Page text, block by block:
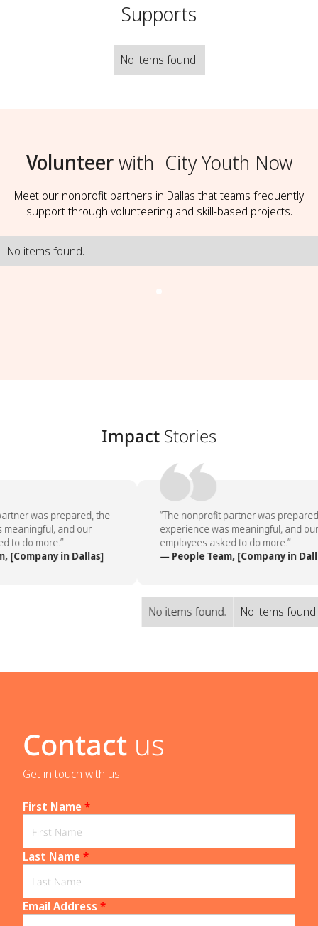
Supports
No items found.
Volunteerwith City Youth Now
Meet our nonprofit partners in Dallas that teams frequently
support through volunteering and skill-based projects.
No items found.
Impact Stories
was prepared, the
and our
to do more.”
[Company in Dallas]
“The nonprofit partner was
experience was meaningful, and our
employees asked to do more.”
— People Team, [Company in
No items found. No items found.
Contact us
Get in touch with us _____________________________
First Name*
Last Name*
Email Address *